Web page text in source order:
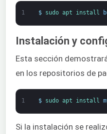
1 $ sudo apt install
Instalación y
Esta sección
en los repositorios de
1 $ sudo apt install
Si la instalación se